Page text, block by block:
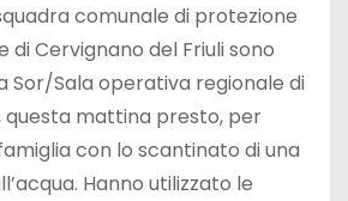
comunale di protezione
di Cervignano del Friuli sono
Sor/Sala operativa regionale di
questa mattina presto, per
con lo scantinato di una
Hanno utilizzato le